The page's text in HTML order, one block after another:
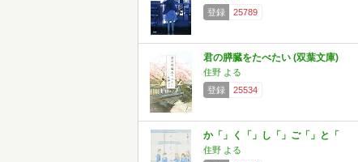
登録
25789
君の膵臓をたべたい (双葉文庫)
住野 よる
登録
25534
か「」く「」し「」ご「」と「
住野 よる